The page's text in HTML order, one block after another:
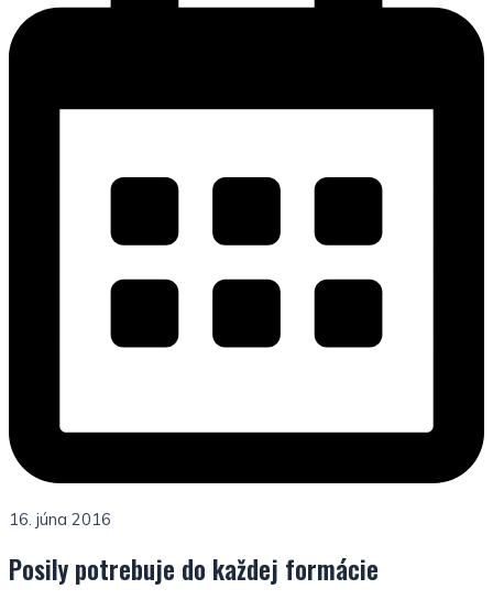
16. júna 2016
Posily potrebuje do každej formácie